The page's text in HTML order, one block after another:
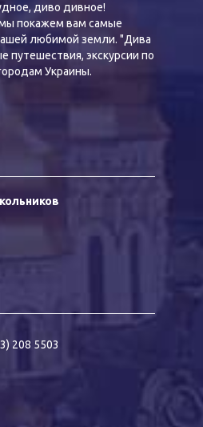
диво дивное!
покажем вам самые
любимой земли. "Дива
путешествия, экскурсии по
Украины.
208 5503